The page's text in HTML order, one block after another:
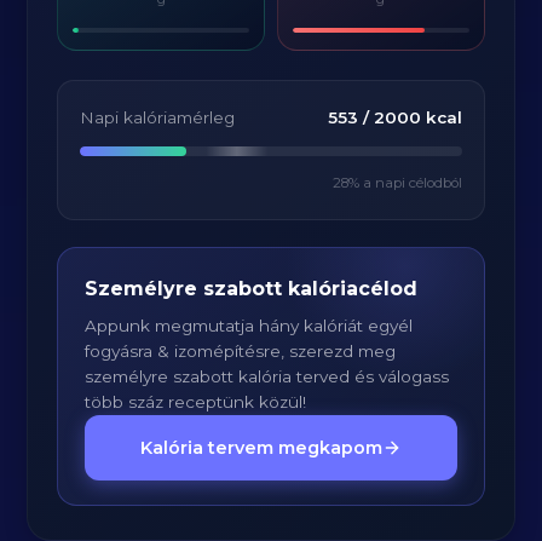
Napi kalóriamérleg 553 / 2000 kcal
28% a napi célodból
Személyre szabott kalóriacélod
Appunk megmutatja hány kalóriát egyél
fogyásra & izomépítésre, szerezd meg
személyre szabott kalória terved és válogass
több száz receptünk közül!
Kalória tervem megkapom